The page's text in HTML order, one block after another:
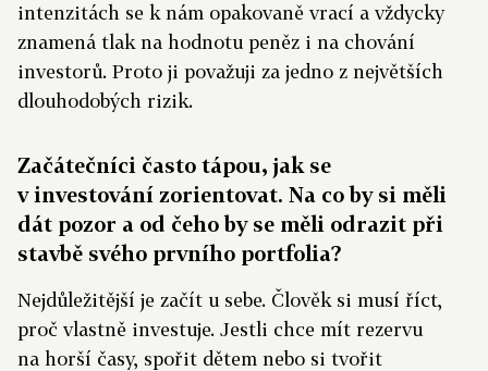
intenzitách se k nám opakovaně vrací a vždycky
znamená tlak na hodnotu peněz i na chování
investorů. Proto ji považuji za jedno z největších
dlouhodobých rizik.
Začátečníci často tápou, jak se
v investování zorientovat. Na co by si měli
dát pozor a od čeho by se měli odrazit při
stavbě svého prvního portfolia?
Nejdůležitější je začít u sebe. Člověk si musí říct,
proč vlastně investuje. Jestli chce mít rezervu
na horší časy, spořit dětem nebo si tvořit